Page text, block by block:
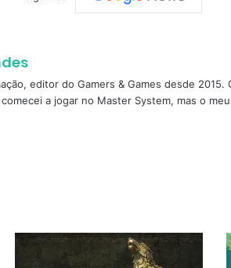
editor do Gamers & Games desde
a jogar no Master System, mas o